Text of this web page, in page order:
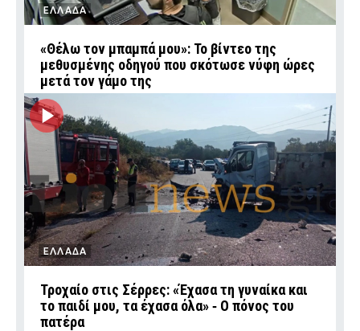
ΕΛΛΑΔΑ
«Θέλω τον μπαμπά μου»: Το βίντεο της
μεθυσμένης οδηγού που σκότωσε νύφη ώρες
μετά τον γάμο της
ΕΛΛΑΔΑ
Τροχαίο στις Σέρρες: «Έχασα τη γυναίκα και
το παιδί μου, τα έχασα όλα» ‑ Ο πόνος του
πατέρα